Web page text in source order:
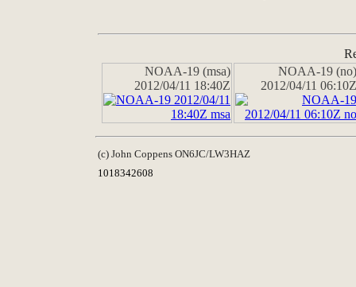
NOAA-19 (msa)
2012/04/11 18:40Z
NOAA-19 (no)
2012/04/11 06:10Z
(c) John Coppens ON6JC/LW3HAZ
1018342608